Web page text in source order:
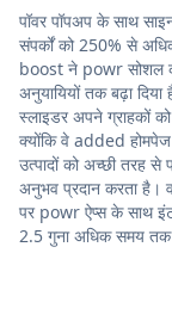
पॉवर पॉपअप के साथ
संपर्कों को 250% से
boost ने powr सोशल
अनुयायियों तक बढ़ा
स्लाइडर अपने ग्राहकों
क्योंकि वे added
उत्पादों को अच्छी तरह
अनुभव प्रदान करता है।
पर powr ऐप्स के साथ
2.5 गुना अधिक समय